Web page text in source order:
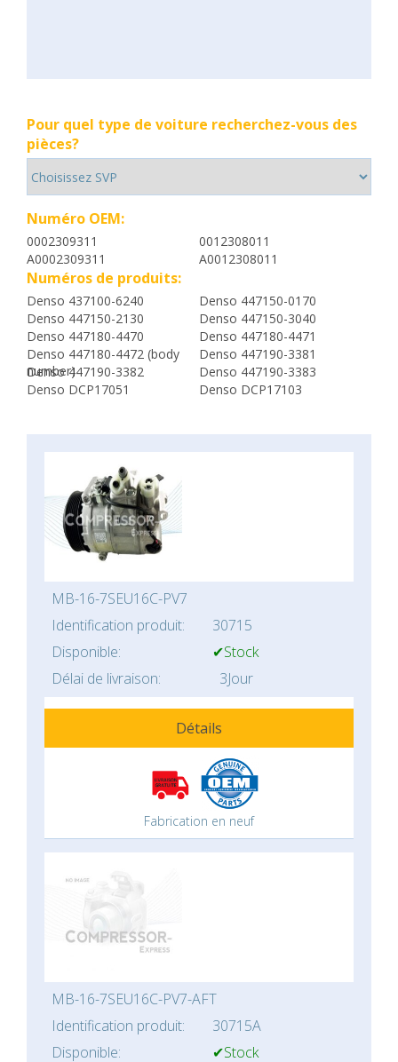
Pour quel type de voiture recherchez-vous des
pièces?
Numéro OEM:
0002309311
0012308011
A0002309311
A0012308011
Numéros de produits:
Denso 437100-6240
Denso 447150-0170
Denso 447150-2130
Denso 447150-3040
Denso 447180-4470
Denso 447180-4471
Denso 447180-4472 (body
number)
Denso 447190-3381
Denso 447190-3382
Denso 447190-3383
Denso DCP17051
Denso DCP17103
MB-16-7SEU16C-PV7
Identification produit:
30715
Disponible:
✔Stock
Délai de livraison:
3Jour
Détails
Fabrication en neuf
MB-16-7SEU16C-PV7-AFT
Identification produit:
30715A
Disponible:
✔Stock